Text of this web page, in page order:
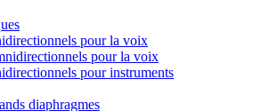
pour la voix
pour la voix
pour instruments
diaphragmes